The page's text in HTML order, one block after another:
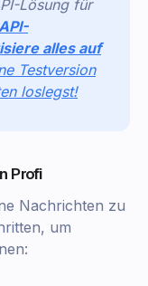
Lösung für
alles auf
Testversion
loslegst!
Profi
Nachrichten zu
um